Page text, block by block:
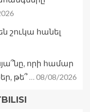
շուկա հանել
որի համար
թե՞ … 08/08/2026